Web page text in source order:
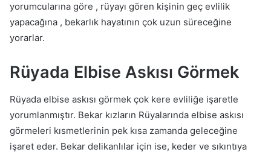
yorumcularına göre , rüyayı gören kişinin geç evlilik
yapacağına , bekarlık hayatının çok uzun süreceğine
yorarlar.
Rüyada Elbise Askısı Görmek
Rüyada elbise askısı görmek çok kere evliliğe işaretle
yorumlanmıştır. Bekar kızların Rüyalarında elbise askısı
görmeleri kısmetlerinin pek kısa zamanda geleceğine
işaret eder. Bekar delikanlılar için ise, keder ve sıkıntıya